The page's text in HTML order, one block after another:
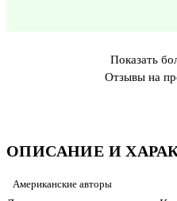
ОПИСАНИЕ И
Американские авторы
Показать
Отзывы на